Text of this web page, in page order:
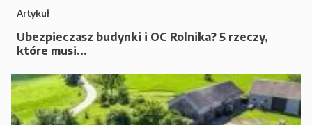
Artykuł
Ubezpieczasz budynki i OC Rolnika? 5 rzeczy,
które musi...